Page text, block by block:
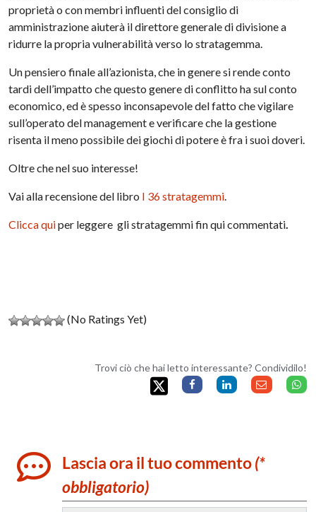
proprietà o con membri influenti del consiglio di
amministrazione aiuterà il direttore generale di divisione a
ridurre la propria vulnerabilità verso lo stratagemma.
Un pensiero finale all’azionista, che in genere si rende conto
tardi dell’impatto che questo genere di conflitto ha sul conto
economico, ed è spesso inconsapevole del fatto che vigilare
sull’operato del management e verificare che la gestione
risenta il meno possibile dei giochi di potere è fra i suoi doveri.
Oltre che nel suo interesse!
Vai alla recensione del libro I 36 stratagemmi.
Clicca quiper leggere gli stratagemmi fin qui commentati.
(No Ratings Yet)
Trovi ciò che hai letto interessante? Condividilo!
Lascia ora il tuo commento(*
obbligatorio)